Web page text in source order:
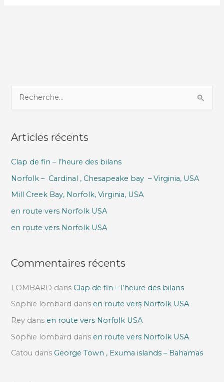
e
h
r
c
h
e
Articles récents
Clap de fin – l’heure des bilans
Norfolk – Cardinal , Chesapeake bay – Virginia, USA
Mill Creek Bay, Norfolk, Virginia, USA
en route vers Norfolk USA
en route vers Norfolk USA
Commentaires récents
LOMBARD dans Clap de fin – l’heure des bilans
Sophie lombard dans en route vers Norfolk USA
Rey dans en route vers Norfolk USA
Sophie lombard dans en route vers Norfolk USA
Catou dans George Town , Exuma islands – Bahamas